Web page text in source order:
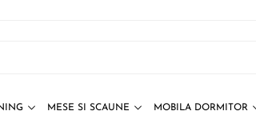
MESE SI SCAUNE MOBILA DORMITOR